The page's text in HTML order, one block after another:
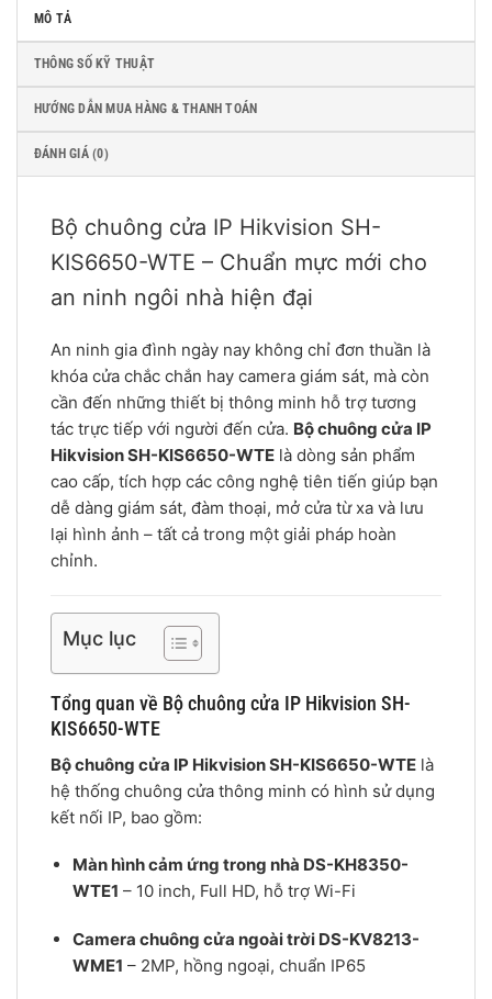
MÔ TẢ
THÔNG SỐ KỸ THUẬT
HƯỚNG DẪN MUA HÀNG & THANH TOÁN
ĐÁNH GIÁ (0)
Bộ chuông cửa IP Hikvision SH-
KIS6650-WTE – Chuẩn mực mới cho
an ninh ngôi nhà hiện đại
An ninh gia đình ngày nay không chỉ đơn thuần là
khóa cửa chắc chắn hay camera giám sát, mà còn
cần đến những thiết bị thông minh hỗ trợ tương
tác trực tiếp với người đến cửa. Bộ chuông cửa IP
Hikvision SH-KIS6650-WTE là dòng sản phẩm
cao cấp, tích hợp các công nghệ tiên tiến giúp bạn
dễ dàng giám sát, đàm thoại, mở cửa từ xa và lưu
lại hình ảnh – tất cả trong một giải pháp hoàn
chỉnh.
Mục lục
Tổng quan về Bộ chuông cửa IP Hikvision SH-
KIS6650-WTE
Bộ chuông cửa IP Hikvision SH-KIS6650-WTE là
hệ thống chuông cửa thông minh có hình sử dụng
kết nối IP, bao gồm:
Màn hình cảm ứng trong nhà DS-KH8350-
WTE1 – 10 inch, Full HD, hỗ trợ Wi-Fi
Camera chuông cửa ngoài trời DS-KV8213-
WME1 – 2MP, hồng ngoại, chuẩn IP65